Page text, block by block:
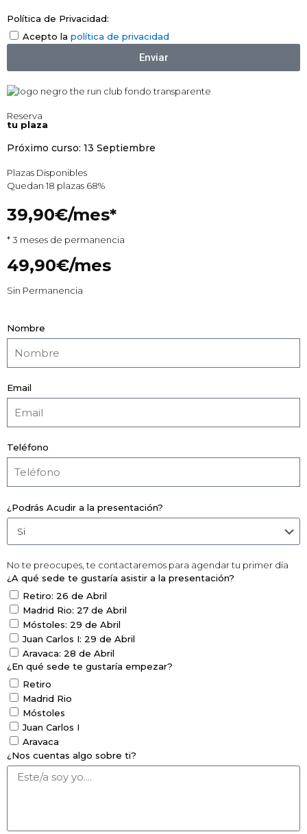
Política de Privacidad:
Acepto la política de privacidad
Enviar
Reserva
tu plaza
Próximo curso: 13 Septiembre
Plazas Disponibles
Quedan 18 plazas 68%
39,90€/mes*
* 3 meses de permanencia
49,90€/mes
Sin Permanencia
Nombre
Email
Teléfono
¿Podrás Acudir a la presentación?
No te preocupes, te contactaremos para agendar tu primer día
¿A qué sede te gustaría asistir a la presentación?
Retiro: 26 de Abril
Madrid Rio: 27 de Abril
Móstoles: 29 de Abril
Juan Carlos I: 29 de Abril
Aravaca: 28 de Abril
¿En qué sede te gustaría empezar?
Retiro
Madrid Rio
Móstoles
Juan Carlos I
Aravaca
¿Nos cuentas algo sobre ti?